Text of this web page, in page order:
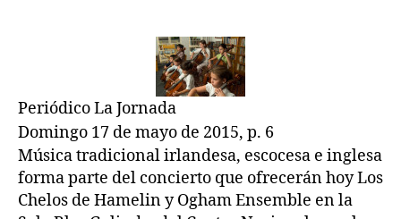
Irlanda
Escocia,
hoy
en
Periódico La Jornada
Domingo 17 de mayo de 2015, p. 6
Música tradicional irlandesa, escocesa e inglesa
forma parte del concierto que ofrecerán hoy Los
Chelos de Hamelin y Ogham Ensemble en la